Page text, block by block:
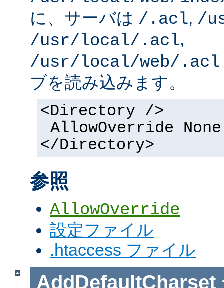
に、サーバは /.acl, /
/usr/local/.acl,
/usr/local/web/.acl
ブを読み込みます。
<Directory />
AllowOverride None
</Directory>
参照
AllowOverride
設定ファイル
.htaccess ファイル
AddDefaultCharset